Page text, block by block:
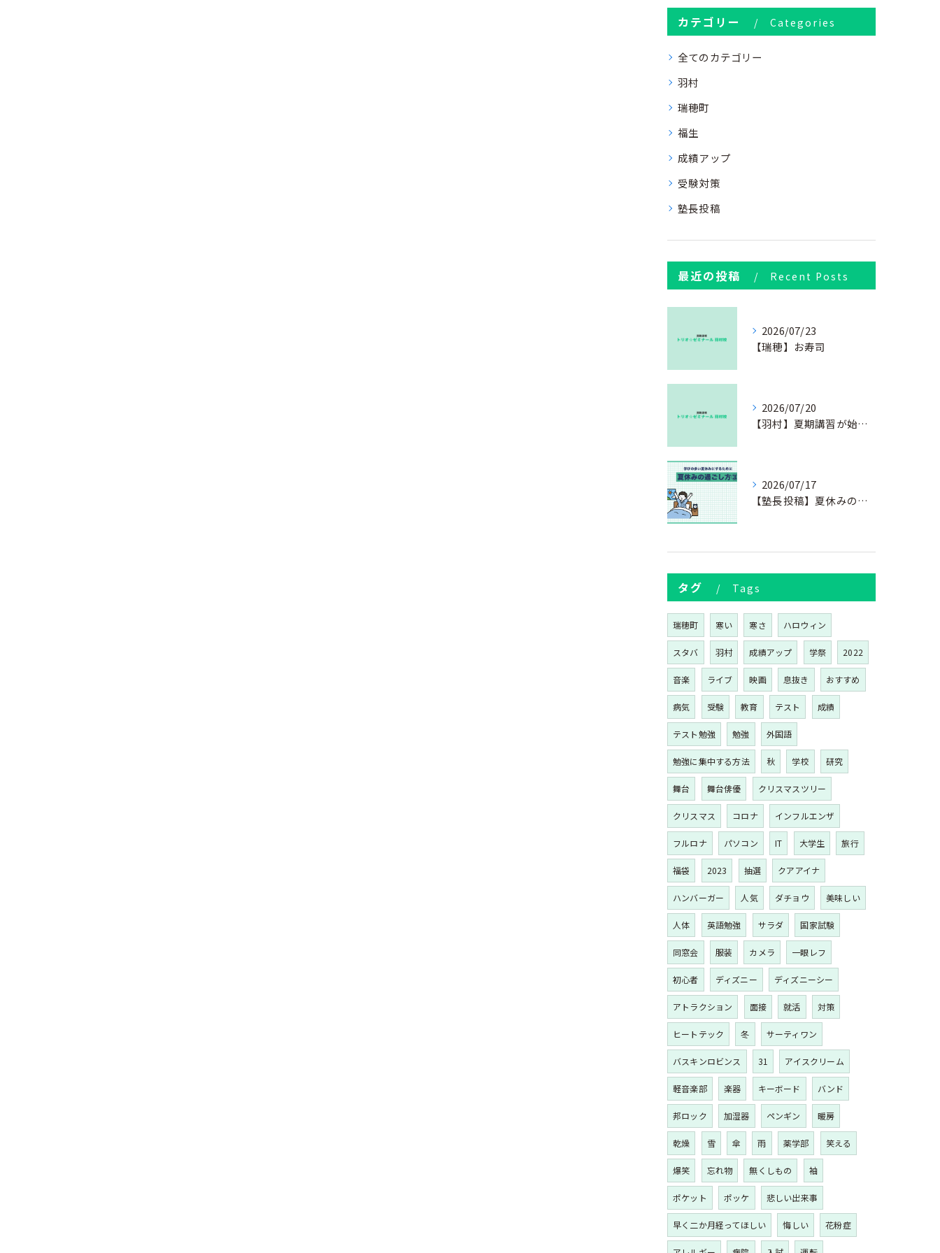
カテゴリー Categories
全てのカテゴリー
羽村
瑞穂町
福生
成績アップ
受験対策
塾長投稿
最近の投稿 Recent Posts
2026/07/23
【瑞穂】お寿司
2026/07/20
【羽村】夏期講習が始まりました
2026/07/17
【塾長投稿】夏休みの過ごし方③
タグ Tags
瑞穂町 寒い 寒さ ハロウィン
スタバ 羽村 成績アップ 学祭 2022
音楽 ライブ 映画 息抜き おすすめ
病気 受験 教育 テスト 成績
テスト勉強 勉強 外国語
勉強に集中する方法 秋 学校 研究
舞台 舞台俳優 クリスマスツリー
クリスマス コロナ インフルエンザ
フルロナ パソコン IT 大学生 旅行
福袋 2023 抽選 クアアイナ
ハンバーガー 人気 ダチョウ 美味しい
人体 英語勉強 サラダ 国家試験
同窓会 服装 カメラ 一眼レフ
初心者 ディズニー ディズニーシー
アトラクション 面接 就活 対策
ヒートテック 冬 サーティワン
バスキンロビンス 31 アイスクリーム
軽音楽部 楽器 キーボード バンド
邦ロック 加湿器 ペンギン 暖房
乾燥 雪 傘 雨 薬学部 笑える
爆笑 忘れ物 無くしもの 袖
ポケット ポッケ 悲しい出来事
早く二か月経ってほしい 悔しい 花粉症